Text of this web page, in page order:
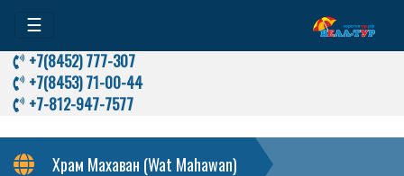
☰
+7(8452) 777-307
+7(8453) 71-00-44
+7-812-947-7577
Храм Махаван (Wat Mahawan)